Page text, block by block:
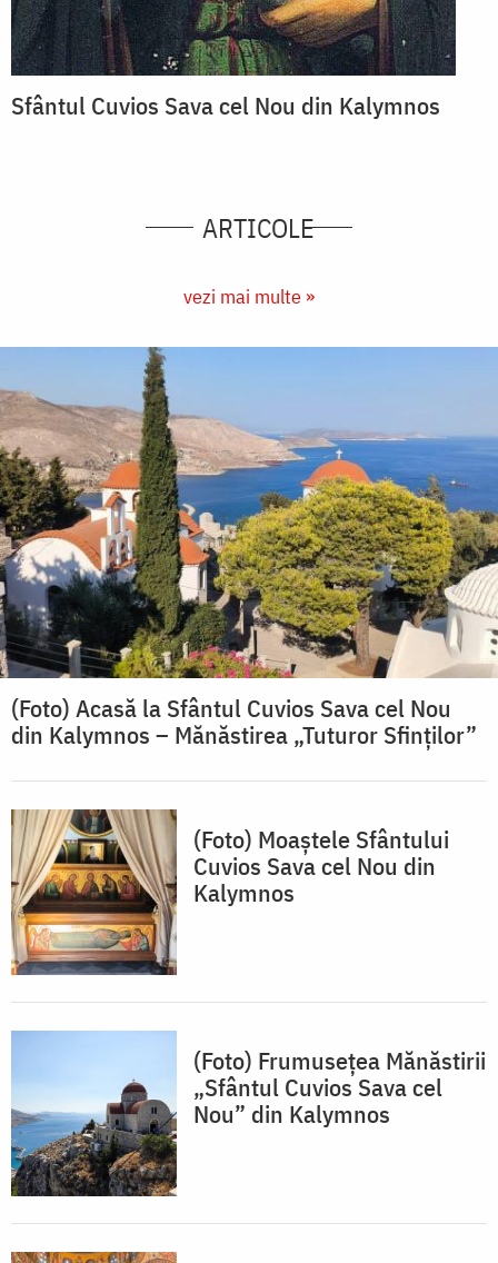
Sfântul Cuvios Sava cel Nou din Kalymnos
ARTICOLE
vezi mai multe »
(Foto) Acasă la Sfântul Cuvios Sava cel Nou
din Kalymnos – Mănăstirea „Tuturor Sfinților”
(Foto) Moaștele Sfântului
Cuvios Sava cel Nou din
Kalymnos
(Foto) Frumusețea Mănăstirii
„Sfântul Cuvios Sava cel
Nou” din Kalymnos